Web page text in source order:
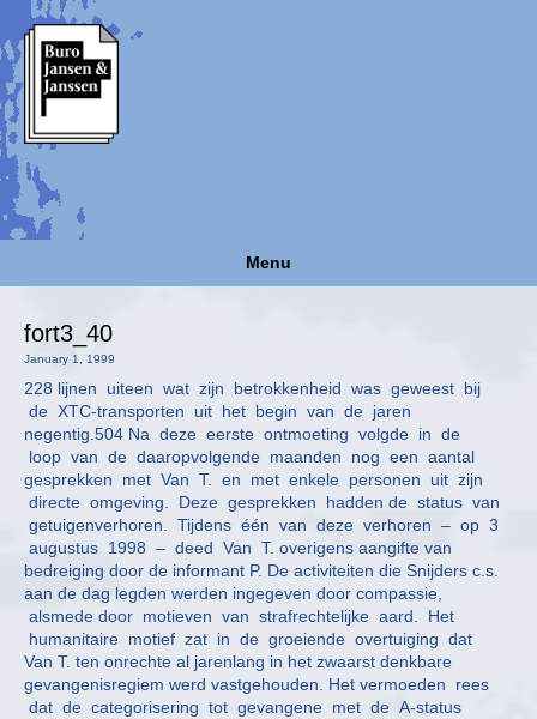
Menu
fort3_40
January 1, 1999
228 lijnen uiteen wat zijn betrokkenheid was geweest bij
de XTC-transporten uit het begin van de jaren
negentig.504 Na deze eerste ontmoeting volgde in de
loop van de daaropvolgende maanden nog een aantal
gesprekken met Van T. en met enkele personen uit zijn
directe omgeving. Deze gesprekken hadden de status van
getuigenverhoren. Tijdens één van deze verhoren – op 3
augustus 1998 – deed Van T. overigens aangifte van
bedreiging door de informant P. De activiteiten die Snijders c.s.
aan de dag legden werden ingegeven door compassie,
alsmede door motieven van strafrechtelijke aard. Het
humanitaire motief zat in de groeiende overtuiging dat
Van T. ten onrechte al jarenlang in het zwaarst denkbare
gevangenisregiem werd vastgehouden. Het vermoeden rees
dat de categorisering tot gevangene met de A-status